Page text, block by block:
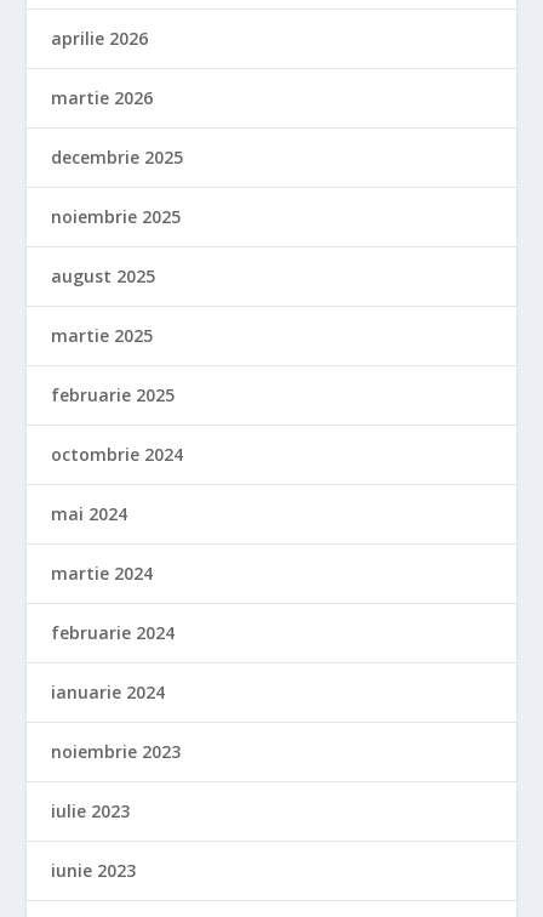
aprilie 2026
martie 2026
decembrie 2025
noiembrie 2025
august 2025
martie 2025
februarie 2025
octombrie 2024
mai 2024
martie 2024
februarie 2024
ianuarie 2024
noiembrie 2023
iulie 2023
iunie 2023